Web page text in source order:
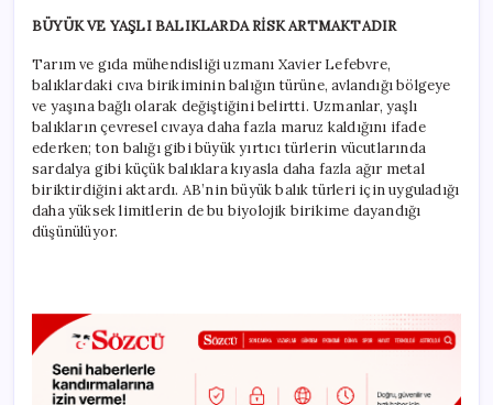
BÜYÜK VE YAŞLI BALIKLARDA RİSK ARTMAKTADIR
Tarım ve gıda mühendisliği uzmanı Xavier Lefebvre,
balıklardaki cıva birikiminin balığın türüne, avlandığı bölgeye
ve yaşına bağlı olarak değiştiğini belirtti. Uzmanlar, yaşlı
balıkların çevresel cıvaya daha fazla maruz kaldığını ifade
ederken; ton balığı gibi büyük yırtıcı türlerin vücutlarında
sardalya gibi küçük balıklara kıyasla daha fazla ağır metal
biriktirdiğini aktardı. AB’nin büyük balık türleri için uyguladığı
daha yüksek limitlerin de bu biyolojik birikime dayandığı
düşünülüyor.